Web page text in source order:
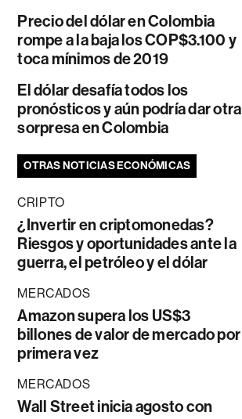
Precio del dólar en Colombia
rompe a la baja los COP$3.100 y
toca mínimos de 2019
El dólar desafía todos los
pronósticos y aún podría dar otra
sorpresa en Colombia
OTRAS NOTICIAS ECONÓMICAS
CRIPTO
¿Invertir en criptomonedas?
Riesgos y oportunidades ante la
guerra, el petróleo y el dólar
MERCADOS
Amazon supera los US$3
billones de valor de mercado por
primera vez
MERCADOS
Wall Street inicia agosto con